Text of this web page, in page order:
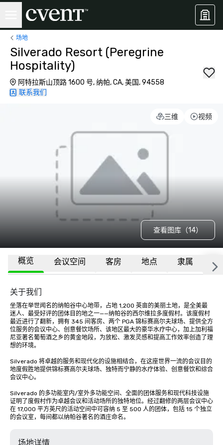
场地
Silverado Resort (Peregrine
Hospitality)
阿特拉斯山顶路 1600 号, 纳帕, CA, 美国, 94558
联系我们
三维 视频
查看图库（14）
概览 会议空间 客房 地点 隶属 更
关于我们
坐落在举世闻名的纳帕谷中心地带，占地 1,200 英亩的美丽土地，是全美最
迷人、最受好评的团体目的地之一——纳帕谷的西尔维拉多度假村。该度假村
最近进行了翻新，拥有 345 间客房、两个 PGA 锦标赛高尔夫球场、提供全方
位服务的会议中心、创意餐饮场所、该地区最大的豪华水疗中心，加上加利福
尼亚著名葡萄酒之乡的黄金地段，为放松、激发灵感和提高工作效率创造了理
想的环境。
Silverado 将卓越的服务和现代化的设施相结合，在这座世界一流的会议目的
地度假胜地提供锦标赛高尔夫球场、独特而宁静的水疗体验、创意餐饮和综合
会议中心。
Silverado 的多功能室内/室外多功能空间、全面的团体服务和现代科技设施
证明了度假村作为卓越会议和活动场所的独特地位。经过翻修的两层会议中心
在 17,000 平方英尺的活动空间中可容纳 5 至 500 人的团体，包括 15 个独立
的会议室，每间都以纳帕谷著名的酒庄命名。
场地详情